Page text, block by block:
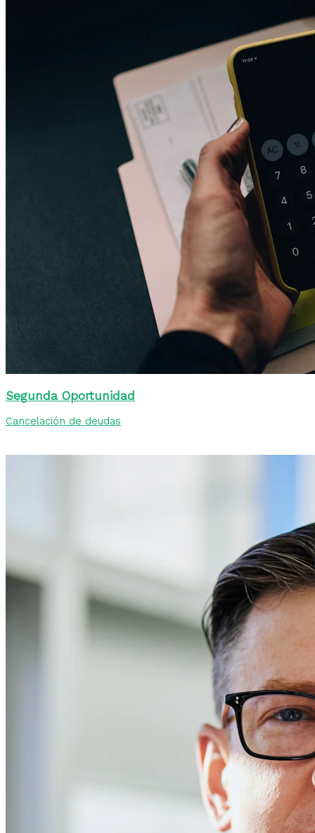
Segunda Oportunidad
Cancelación de deudas